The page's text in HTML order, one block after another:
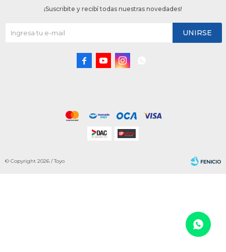
¡Suscribite y recibí todas nuestras novedades!
UNIRSE
  
© Copyright 2026 / Toyo
Fenicio